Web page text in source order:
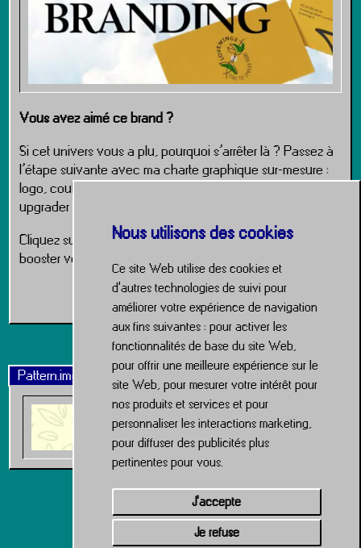
Nous utilisons des cookies
Ce site Web utilise des cookies et
d'autres technologies de suivi pour
améliorer votre expérience de navigation
aux fins suivantes : pour activer les
fonctionnalités de base du site Web,
pour offrir une meilleure expérience sur le
site Web,pour mesurer votre intérêt pour
nos produits et services et pour
personnaliser les interactions marketing,
pour diffuser des publicités plus
pertinentes pour vous.
J'accepte
Je refuse
Vous avez aimé ce brand ?
Si cet univers vous a plu, pourquoi s’arrêter là ? Passez à
l’étape suivante avec ma charte graphique sur-mesure :
logo, couleurs, typos, déclinaisons… tout ce qu’il faut pour
upgrader votre marque comme un pro.
Cliquez sur le lien ci-dessous pour lancer l’upgrade et
booster votre interface.
Service Charte Graphique
Pattern.img